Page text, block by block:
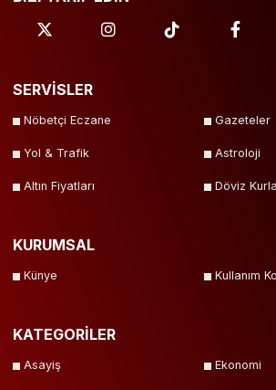
SERVİSLER
Nöbetçi Eczane Gazeteler
Yol & Trafik Astroloji
Altın Fiyatları Döviz
KURUMSAL
Künye Kullanım
KATEGORİLER
Asayiş Ekonomi